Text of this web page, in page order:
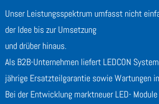
Unser Leistungsspektrum umfasst nicht
der Idee bis zur Umsetzung
und drüber hinaus.
Als B2B-Unternehmen liefert LEDCON
jährige Ersatzteilgarantie sowie Wartungen
Bei der Entwicklung marktneuer LED-